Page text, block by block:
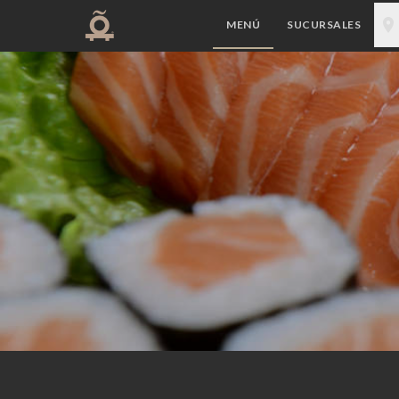
MENÚ SUCURSALES